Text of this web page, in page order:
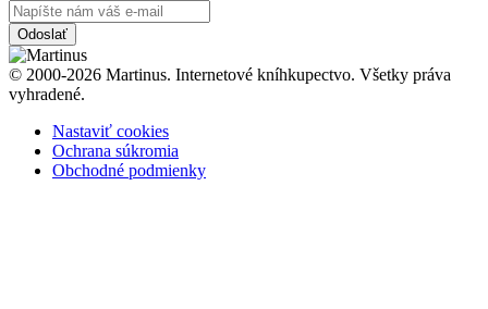
Odoslať
© 2000-2026 Martinus. Internetové kníhkupectvo. Všetky práva
vyhradené.
Nastaviť cookies
Ochrana súkromia
Obchodné podmienky